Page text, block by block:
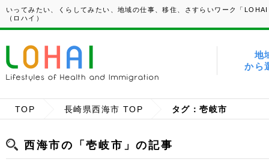
いってみたい、くらしてみたい、地域の仕事、移住、さすらいワーク「
（ロハイ）
地
から
TOP 長崎県西海市 TOP タグ：壱岐市
西海市の「壱岐市」の記事